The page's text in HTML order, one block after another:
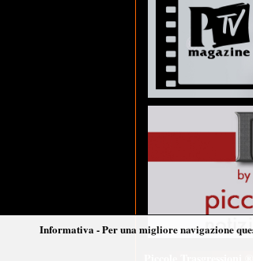
Informativa - Per una migliore navigazione